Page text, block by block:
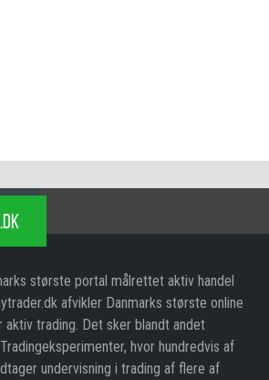
største portal målrettet aktiv handel
afvikler Danmarks største online
aktiv trading. Det sker blandt andet
hvor hundredvis af
undervisning i trading af flere af